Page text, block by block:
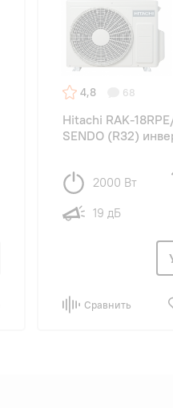
4,8 68
Hitachi RAK-
SENDO (R32)
2000 Вт
19 дБ
Сравнить